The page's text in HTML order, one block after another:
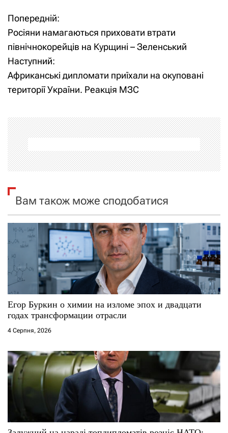
Н
а
в
і
а
ц
і
я
з
а
п
и
с
і
в
Попередній:
Росіяни намагаються приховати втрати
північнокорейців на Курщині – Зеленський
Наступний:
Африканські дипломати приїхали на окуповані
території України. Реакція МЗС
Вам також може сподобатися
Егор Буркин о химии на изломе эпох и двадцати
годах трансформации отрасли
4 Серпня, 2026